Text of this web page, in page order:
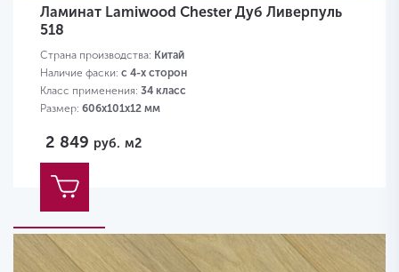
Ламинат Lamiwood Chester Дуб Ливерпуль
518
Страна производства: Китай
Наличие фаски: с 4-х сторон
Класс применения: 34 класс
Размер: 606х101х12 мм
2 849 руб. м2